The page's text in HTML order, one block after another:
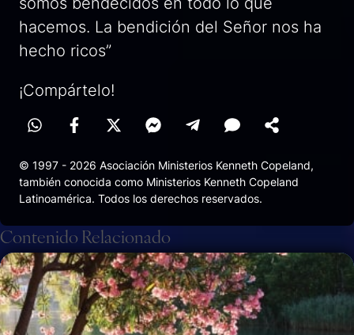
hacemos. La bendición del Señor nos ha
hecho ricos”
¡Compártelo!
© 1997 - 2026 Asociación Ministerios Kenneth Copeland,
también conocida como Ministerios Kenneth Copeland
Latinoamérica. Todos los derechos reservados.
Contenido Relacionado